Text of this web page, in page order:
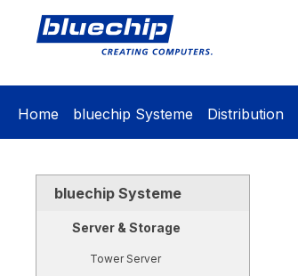
Zur Hauptnavigation springen
Home bluechip Systeme Distribution
bluechip Systeme
Server & Storage
Tower Server